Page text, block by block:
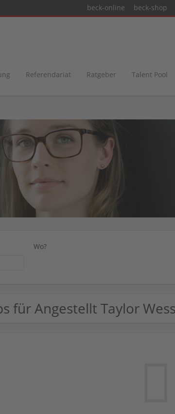
beck-online beck-shop
Referendariat Ratgeber Talent Pool
Wo?
für Angestellt Taylor